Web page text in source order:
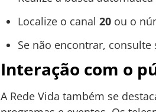
Localize o canal 20ou o
Se não encontrar, consulte
Interação com o
A Rede Vida também se